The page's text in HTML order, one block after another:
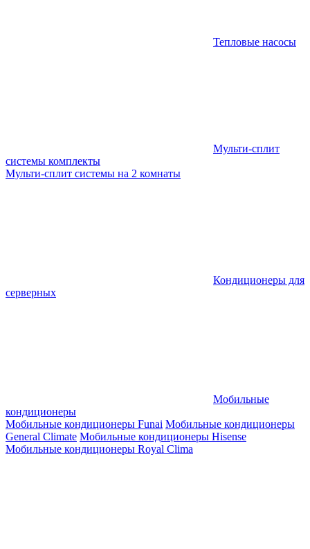
Тепловые насосы
Мульти-сплит
системы комплекты
Мульти-сплит системы на 2 комнаты
Кондиционеры для
серверных
Мобильные
кондиционеры
Мобильные кондиционеры Funai Мобильные кондиционеры
General Climate Мобильные кондиционеры Hisense
Мобильные кондиционеры Royal Clima